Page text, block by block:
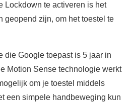
Lockdown te activeren is het
geopend zijn, om het toestel te
die Google toepast is 5 jaar in
Motion Sense technologie werkt
om je toestel middels
een simpele handbeweging kun